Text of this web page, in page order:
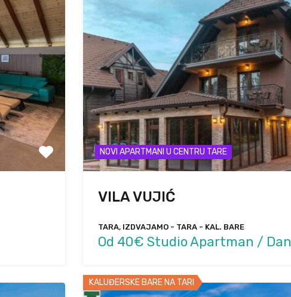
NOVI APARTMANI U CENTRU TARE
VILA VUJIĆ
TARA, IZDVAJAMO - TARA - KAL. BARE
Od 40€ Studio Apartman / Dan
KALUĐERSKE BARE NA TARI